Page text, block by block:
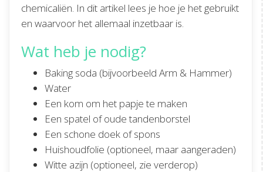
chemicaliën. In dit artikel lees je hoe je het gebruikt
en waarvoor het allemaal inzetbaar is.
Wat heb je nodig?
Baking soda (bijvoorbeeld Arm & Hammer)
Water
Een kom om het papje te maken
Een spatel of oude tandenborstel
Een schone doek of spons
Huishoudfolie (optioneel, maar aangeraden)
Witte azijn (optioneel, zie verderop)